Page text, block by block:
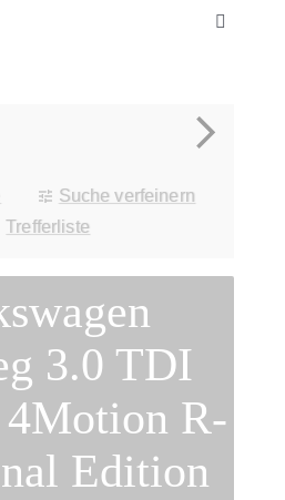
Toggle
Fahrzeuge
Neuheiten
Service
Suche verfeinern
Trefferliste
3.0 TDI
R-
Edition